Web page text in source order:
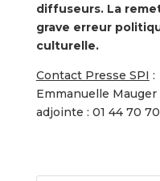
diffuseurs. La
grave erreur
culturelle.
Contact Presse SPI :
Emmanuelle
adjointe : 01 44 70